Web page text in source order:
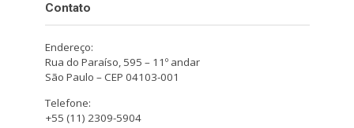
Contato
Endereço:
Rua do Paraíso, 595 – 11º andar
São Paulo – CEP 04103-001
Telefone:
+55 (11) 2309-5904